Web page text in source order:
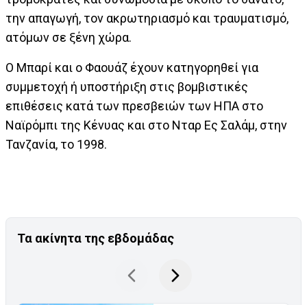
την απαγωγή, τον ακρωτηριασμό και τραυματισμό,
ατόμων σε ξένη χώρα.
Ο Μπαρί και ο Φαουάζ έχουν κατηγορηθεί για
συμμετοχή ή υποστήριξη στις βομβιστικές
επιθέσεις κατά των πρεσβειών των ΗΠΑ στο
Ναϊρόμπι της Κένυας και στο Νταρ Ες Σαλάμ, στην
Τανζανία, το 1998.
Τα ακίνητα της εβδομάδας